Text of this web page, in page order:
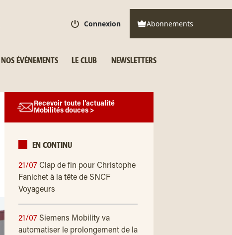
Connexion Abonnements
NOS ÉVÉNEMENTS LE CLUB NEWSLETTERS
Recevoir toute l’actualité
Mobilités douces >
EN CONTINU
21/07 Clap de fin pour Christophe
Fanichet à la tête de SNCF
Voyageurs
21/07 Siemens Mobility va
automatiser le prolongement de la